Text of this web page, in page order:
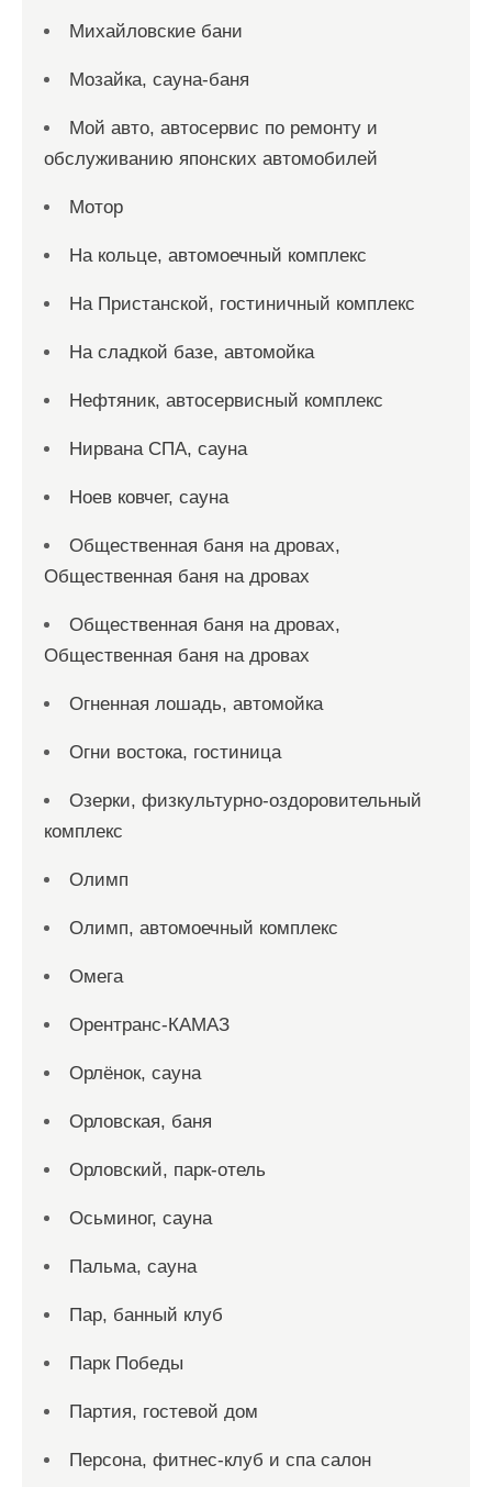
Михайловские бани
Мозайка, сауна-баня
Мой авто, автосервис по ремонту и
обслуживанию японских автомобилей
Мотор
На кольце, автомоечный комплекс
На Пристанской, гостиничный комплекс
На сладкой базе, автомойка
Нефтяник, автосервисный комплекс
Нирвана СПА, сауна
Ноев ковчег, сауна
Общественная баня на дровах,
Общественная баня на дровах
Общественная баня на дровах,
Общественная баня на дровах
Огненная лошадь, автомойка
Огни востока, гостиница
Озерки, физкультурно-оздоровительный
комплекс
Олимп
Олимп, автомоечный комплекс
Омега
Орентранс-КАМАЗ
Орлёнок, сауна
Орловская, баня
Орловский, парк-отель
Осьминог, сауна
Пальма, сауна
Пар, банный клуб
Парк Победы
Партия, гостевой дом
Персона, фитнес-клуб и спа салон